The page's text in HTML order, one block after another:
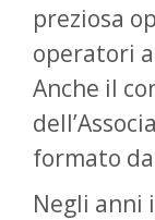
preziosa
operatori
Anche il
formato
Negli anni